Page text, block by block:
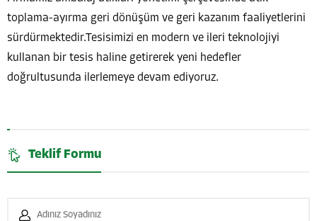
toplama-ayırma geri dönüşüm ve geri kazanım faaliyetlerini
sürdürmektedir.Tesisimizi en modern ve ileri teknolojiyi
kullanan bir tesis haline getirerek yeni hedefler
doğrultusunda ilerlemeye devam ediyoruz.
Teklif Formu